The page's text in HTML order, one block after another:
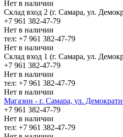
Нет в наличии
Склад вход 2 (г. Самара, ул.
+7 961 382-47-79
Нет в наличии
тел: +7 961 382-47-79
Нет в наличии
Склад вход 1 (г. Самара, ул.
+7 961 382-47-79
Нет в наличии
тел: +7 961 382-47-79
Нет в наличии
Магазин - г. Самара, ул.
+7 961 382-47-79
Нет в наличии
тел: +7 961 382-47-79